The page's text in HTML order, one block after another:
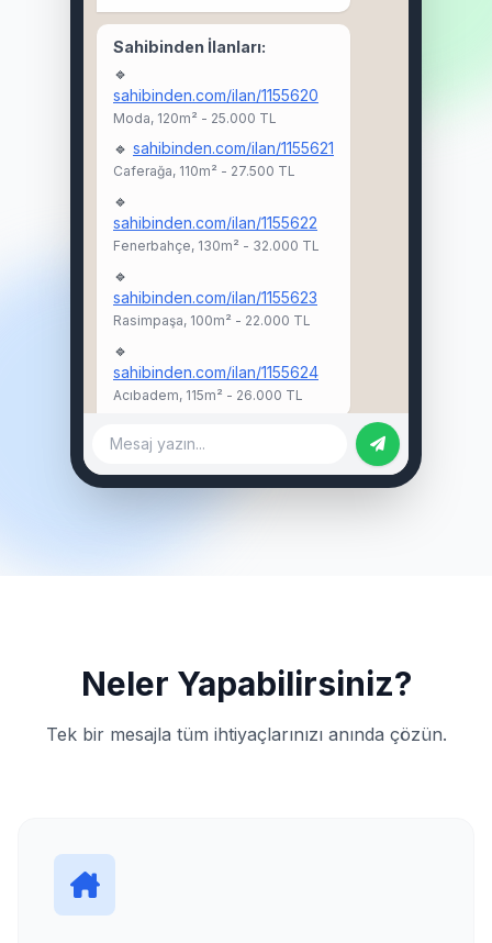
Sahibinden İlanları:
🔹
sahibinden.com/ilan/1155620
Moda, 120m² - 25.000 TL
🔹 sahibinden.com/ilan/1155621
Caferağa, 110m² - 27.500 TL
🔹
sahibinden.com/ilan/1155622
Fenerbahçe, 130m² - 32.000 TL
🔹
sahibinden.com/ilan/1155623
Rasimpaşa, 100m² - 22.000 TL
🔹
sahibinden.com/ilan/1155624
Acıbadem, 115m² - 26.000 TL
Mesaj yazın...
Neler Yapabilirsiniz?
Tek bir mesajla tüm ihtiyaçlarınızı anında çözün.